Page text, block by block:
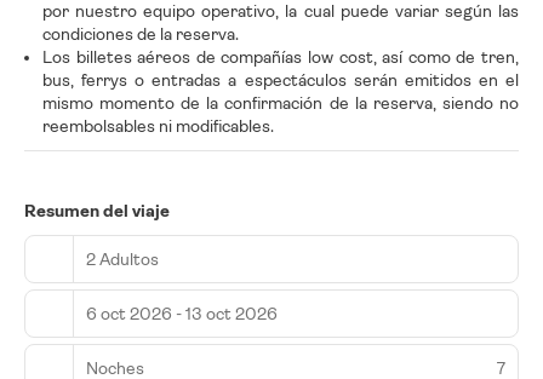
por nuestro equipo operativo, la cual puede variar según las
condiciones de la reserva.
Los billetes aéreos de compañías low cost, así como de tren,
bus, ferrys o entradas a espectáculos serán emitidos en el
mismo momento de la confirmación de la reserva, siendo no
reembolsables ni modificables.
Resumen del viaje
2 Adultos
6 oct 2026 - 13 oct 2026
Noches 7